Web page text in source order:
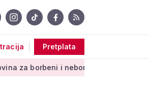
Pretplata
i neborbeni sektor od početka 2027.